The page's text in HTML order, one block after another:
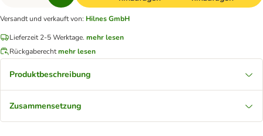
Versandt und verkauft von: Hilnes GmbH
Lieferzeit 2-5 Werktage. mehr lesen
Rückgaberechtmehr lesen
Produktbeschreibung
Zusammensetzung